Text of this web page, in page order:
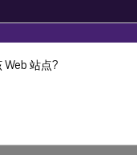
Web 站点?